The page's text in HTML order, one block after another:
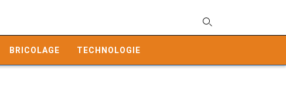
BRICOLAGE TECHNOLOGIE